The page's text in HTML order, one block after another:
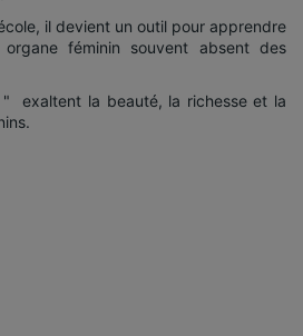
il devient un outil pour apprendre
féminin souvent absent des
exaltent la beauté, la richesse et la